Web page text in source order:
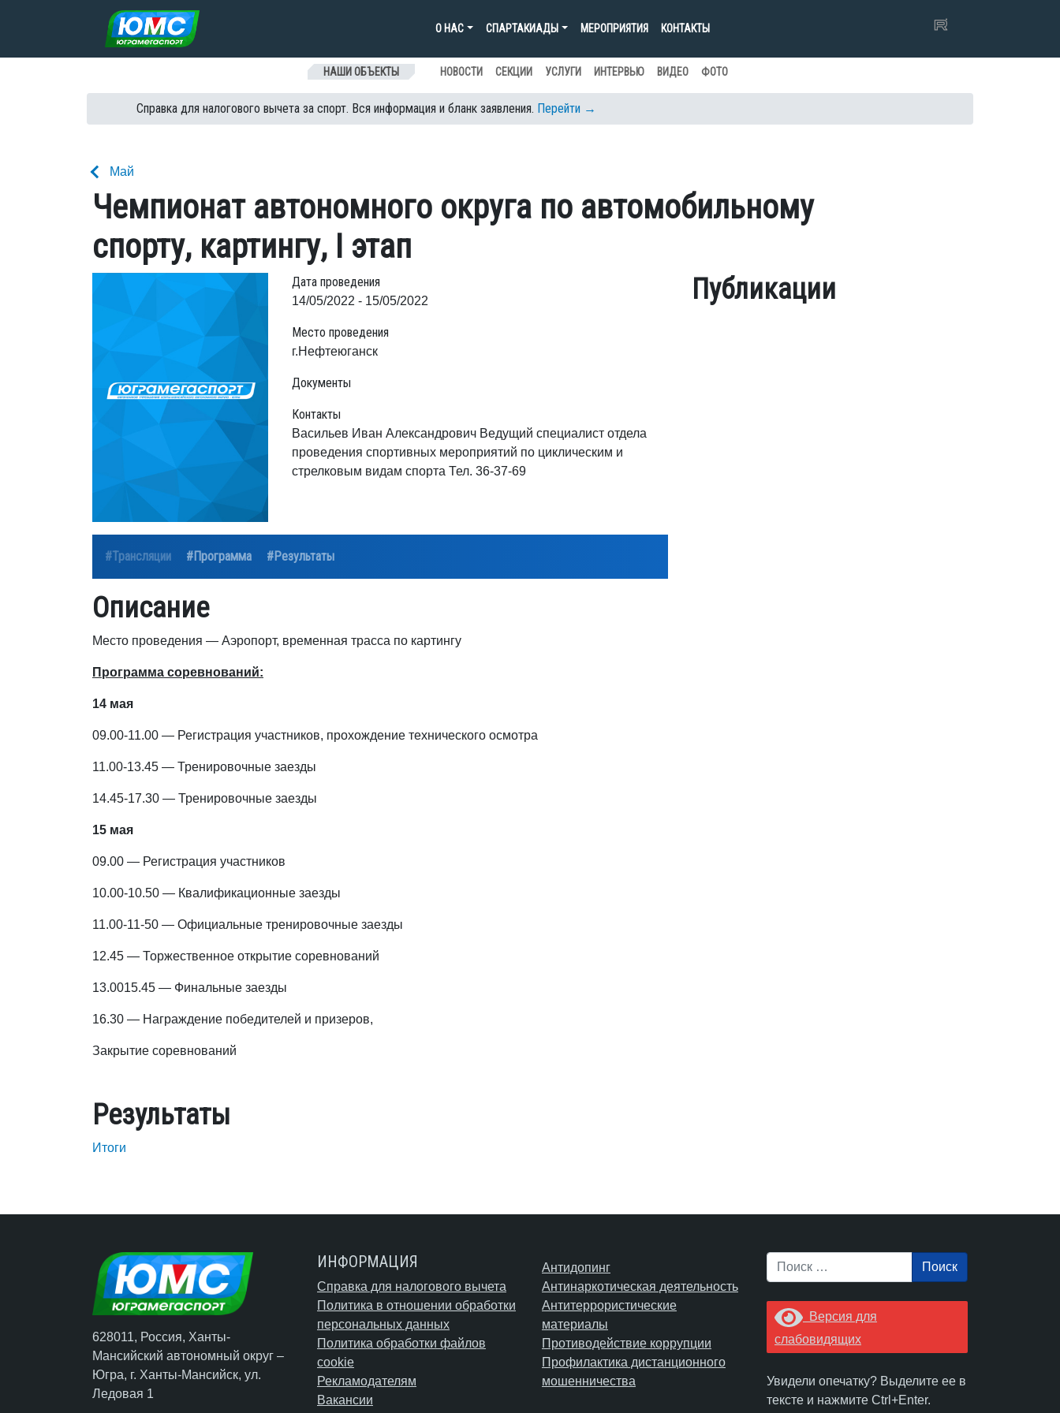
Перейти к содержанию
О НАС СПАРТАКИАДЫ МЕРОПРИЯТИЯ КОНТАКТЫ
НАШИ ОБЪЕКТЫ НОВОСТИ СЕКЦИИ УСЛУГИ ИНТЕРВЬЮ ВИДЕО ФОТО
Справка для налогового вычета за спорт. Вся информация и бланк заявления. Перейти →
Май
Чемпионат автономного округа по автомобильному
спорту, картингу, I этап
Дата проведения
14/05/2022 - 15/05/2022
Место проведения
г.Нефтеюганск
Документы
Контакты
Васильев Иван Александрович Ведущий специалист отдела
проведения спортивных мероприятий по циклическим и
стрелковым видам спорта Тел. 36-37-69
#Трансляции #Программа #Результаты
Описание
Место проведения — Аэропорт, временная трасса по картингу
Программа соревнований:
14 мая
09.00-11.00 — Регистрация участников, прохождение технического осмотра
11.00-13.45 — Тренировочные заезды
14.45-17.30 — Тренировочные заезды
15 мая
09.00 — Регистрация участников
10.00-10.50 — Квалификационные заезды
11.00-11-50 — Официальные тренировочные заезды
12.45 — Торжественное открытие соревнований
13.0015.45 — Финальные заезды
16.30 — Награждение победителей и призеров,
Закрытие соревнований
Результаты
Итоги
Публикации
628011, Россия, Ханты-
Мансийский автономный округ –
Югра, г. Ханты-Мансийск, ул.
Ледовая 1
ИНФОРМАЦИЯ
Справка для налогового вычета
Политика в отношении обработки
персональных данных
Политика обработки файлов
cookie
Рекламодателям
Вакансии
Антидопинг
Антинаркотическая деятельность
Антитеррористические
материалы
Противодействие коррупции
Профилактика дистанционного
мошенничества
Поиск
Версия для
слабовидящих
Увидели опечатку? Выделите ее в
тексте и нажмите Ctrl+Enter.